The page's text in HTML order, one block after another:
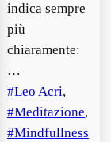
indica sempre
più
chiaramente:
…
Leo Acri ,
Meditazione ,
Mindfullness